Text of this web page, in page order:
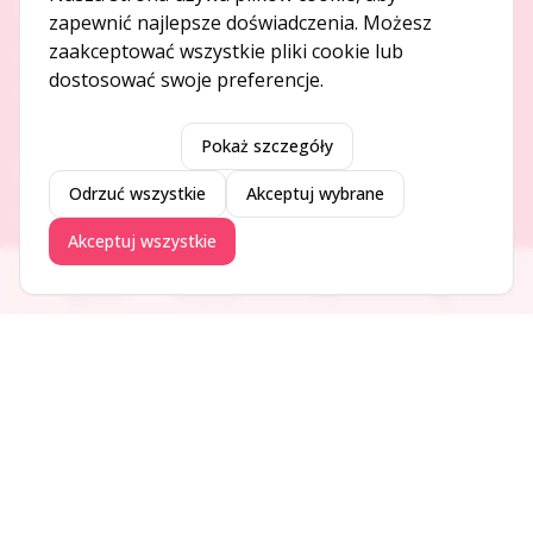
O NAS
O serwisie
Kontakt
DODAJ I PROMUJ
Dodaj ogłoszenie
Dodaj firmę
Promuj ogłoszenie
Ogłoszenia Aktualności Firmy Blog
zapewnić najlepsze doświadczenia. Możesz
zaakceptować wszystkie pliki cookie lub
dostosować swoje preferencje.
Pokaż szczegóły
Odrzuć wszystkie Akceptuj wybrane
Akceptuj wszystkie